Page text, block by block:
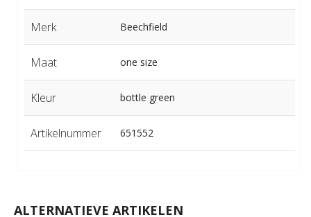
Merk Beechfield
Maat one size
Kleur bottle green
Artikelnummer 651552
ALTERNATIEVE ARTIKELEN